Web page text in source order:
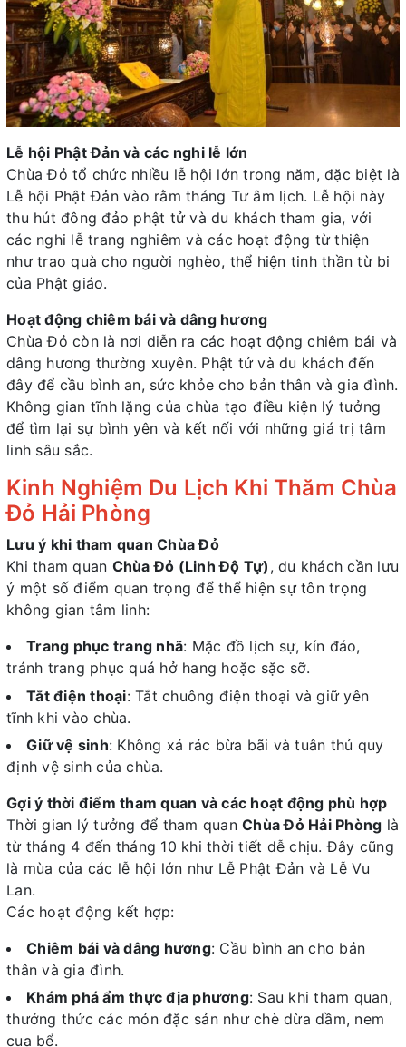
Lễ hội Phật Đản và các nghi lễ lớn
Chùa Đỏ tổ chức nhiều lễ hội lớn trong năm, đặc biệt là
Lễ hội Phật Đản vào rằm tháng Tư âm lịch. Lễ hội này
thu hút đông đảo phật tử và du khách tham gia, với
các nghi lễ trang nghiêm và các hoạt động từ thiện
như trao quà cho người nghèo, thể hiện tinh thần từ bi
của Phật giáo.
Hoạt động chiêm bái và dâng hương
Chùa Đỏ còn là nơi diễn ra các hoạt động chiêm bái và
dâng hương thường xuyên. Phật tử và du khách đến
đây để cầu bình an, sức khỏe cho bản thân và gia đình.
Không gian tĩnh lặng của chùa tạo điều kiện lý tưởng
để tìm lại sự bình yên và kết nối với những giá trị tâm
linh sâu sắc.
Kinh Nghiệm Du Lịch Khi Thăm Chùa
Đỏ Hải Phòng
Lưu ý khi tham quan Chùa Đỏ
Khi tham quan Chùa Đỏ (Linh Độ Tự) , du khách cần lưu
ý một số điểm quan trọng để thể hiện sự tôn trọng
không gian tâm linh:
Trang phục trang nhã: Mặc đồ lịch sự, kín đáo,
tránh trang phục quá hở hang hoặc sặc sỡ.
Tắt điện thoại: Tắt chuông điện thoại và giữ yên
tĩnh khi vào chùa.
Giữ vệ sinh: Không xả rác bừa bãi và tuân thủ quy
định vệ sinh của chùa.
Gợi ý thời điểm tham quan và các hoạt động phù hợp
Thời gian lý tưởng để tham quan Chùa Đỏ Hải Phòng là
từ tháng 4 đến tháng 10 khi thời tiết dễ chịu. Đây cũng
là mùa của các lễ hội lớn như Lễ Phật Đản và Lễ Vu
Lan.
Các hoạt động kết hợp:
Chiêm bái và dâng hương: Cầu bình an cho bản
thân và gia đình.
Khám phá ẩm thực địa phương: Sau khi tham quan,
thưởng thức các món đặc sản như chè dừa dầm, nem
cua bể.